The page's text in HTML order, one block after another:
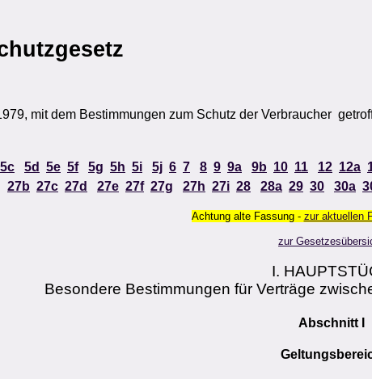
mit dem Bestimmungen zum Schutz der Verbraucher
5c 5d 5e 5f 5g 5h 5i 5j 6 7 8 9 9a 9b 10 11 12 12a
27b 27c 27d 27e 27f 27g 27h 27i 28 28a 29 30 30a
Achtung alte Fassung - zur aktuellen
zur
I.
Besondere Bestimmungen für Verträge
Abschnitt I